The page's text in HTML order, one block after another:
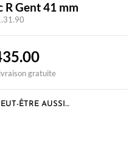
R Gent 41 mm
gratuite
ÊTRE AUSSI…